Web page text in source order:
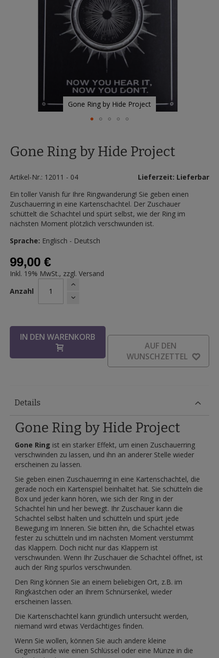
Gone Ring by Hide Project
der
Gone Ring by Hide Project
Artikel-Nr.: 12011 - 04
Lieferzeit: Lieferbar
Ein toller Vanish für Ihre Ringwanderung! Sie geben einen
Zuschauerring in eine Kartenschachtel. Der Zuschauer
schüttelt die Schachtel und spürt selbst, wie der Ring im
nächsten Moment plötzlich verschwunden ist.
Sprache: Englisch - Deutsch
99,00 €
Inkl. 19% MwSt., zzgl. Versand
Anzahl
IN DEN WARENKORB
AUF DEN
WUNSCHZETTEL
Details
Gone Ring by Hide Project
Gone Ring ist ein starker Effekt, um einen Zuschauerring
verschwinden zu lassen, und ihn an anderer Stelle wieder
erscheinen zu lassen.
Sie geben einen Zuschauerring in eine Kartenschachtel, die
gerade noch ein Kartenspiel beinhaltet hat. Sie schütteln die
Box und jeder kann hören, wie sich der Ring in der
Schachtel hin und her bewegt. Ihr Zuschauer kann die
Schachtel selbst halten und schütteln und spürt jede
Bewegung im Inneren. Sie bitten ihn, die Schachtel etwas
fester zu schütteln und im nächsten Moment verstummt
das Klappern. Doch nicht nur das Klappern ist
verschwunden. Wenn Ihr Zuschauer die Schachtel öffnet, ist
auch der Ring spurlos verschwunden.
Den Ring können Sie an einem beliebigen Ort, z.B. im
Ringkästchen oder an Ihrem Schnürsenkel, wieder
erscheinen lassen.
Die Kartenschachtel kann gründlich untersucht werden,
niemand wird etwas Verdächtiges finden.
Wenn Sie wollen, können Sie auch andere kleine
Gegenstände wie einen Schlüssel oder eine Münze in die